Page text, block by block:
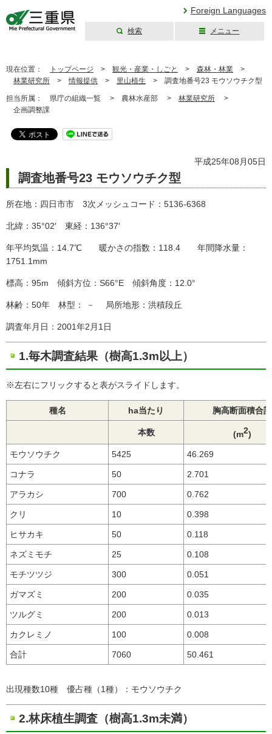
Foreign Languages
検索 メニュー
現在位置： トップページ > 観光・産業・しごと > 森林・林業 >
林業研究所 > 情報提供 > 里山植生 > 調査地番号23 モウソウチク型
担当所属： 県庁の組織一覧 > 農林水産部 > 林業研究所 >
企画調整課
平成25年08月05日
調査地番号23 モウソウチク型
所在地：四日市市 3次メッシュコード：5136-6368
北緯：35°02′ 東経：136°37′
年平均気温：14.7℃ 暖かさの指数：118.4 年間降水量：
1751.1mm
標高：95m 傾斜方位：S66°E 傾斜角度：12.0°
林齢：50年 林型： － 局所地形：洪積段丘
調査年月日：2001年2月1日
1.毎木調査結果（樹高1.3m以上）
※左右にフリックすると表がスライドします。
種名 ha当たり 胸高断面積合計
本数 (m2)
モウソウチク 5425 46.269
コナラ 50 2.701
アラカシ 700 0.762
クリ 10 0.398
ヒサカキ 50 0.118
ネズミモチ 25 0.108
モチツツジ 300 0.051
ガマズミ 200 0.035
ツルグミ 200 0.013
カクレミノ 100 0.008
合計 7060 50.461
出現種数10種 優占種（1種）：モウソウチク
2.林床植生調査（樹高1.3m未満）